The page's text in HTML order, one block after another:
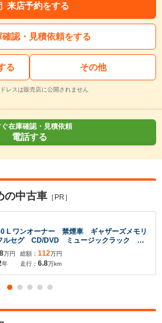
来店予約をする
確認・見積依頼をする
る その他
レスは販売店に公開されません
在庫確認・見積依頼
電話する
の中古車 ［PR］
L ワンオーナー 禁煙車 ギャザーズメモリ
ルセグ CD/DVD ミュージックラック ホ
ング LEDヘッドライト ETC ドライブレ
ルーズコントロールオートエアコンリアカ
万円
年
総額： 112万円
走行： 6.8万km